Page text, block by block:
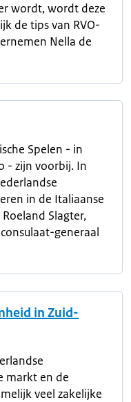
wordt, wordt deze
de tips van RVO-
Nella de
Spelen - in
- zijn voorbij. In
in de Italiaanse
Slagter,
generaal
in Zuid-
markt en de
veel zakelijke